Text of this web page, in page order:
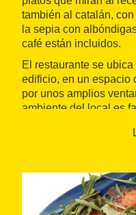
también al catalán,
la sepia con
café están incluidos.
El restaurante se
edificio, en un espacio
por unos amplios
ambiente del local es